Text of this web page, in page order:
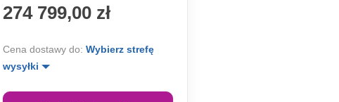
274 799,00 zł
Cena dostawy do: Wybierz strefę
wysyłki